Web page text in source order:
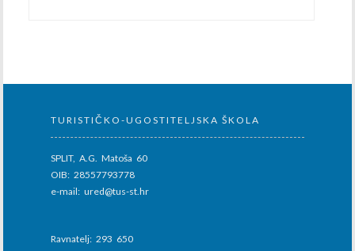
TURISTIČKO-UGOSTITELJSKA ŠKOLA
SPLIT, A.G. Matoša 60
OIB: 28557793778
e-mail: ured@tus-st.hr
Ravnatelj: 293 650